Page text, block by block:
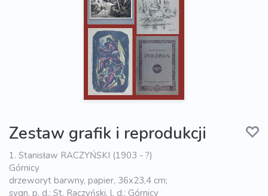
Zestaw grafik i reprodukcji
1. Stanisław RACZYŃSKI (1903 - ?)
Górnicy
drzeworyt barwny, papier, 36x23,4 cm;
sygn. p. d.: St. Raczyński, l. d.: Górnicy